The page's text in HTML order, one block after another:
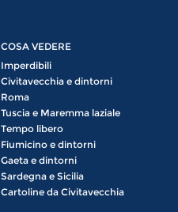
COSA VEDERE
Imperdibili
Civitavecchia e dintorni
Roma
Tuscia e Maremma laziale
Tempo libero
Fiumicino e dintorni
Gaeta e dintorni
Sardegna e Sicilia
Cartoline da Civitavecchia